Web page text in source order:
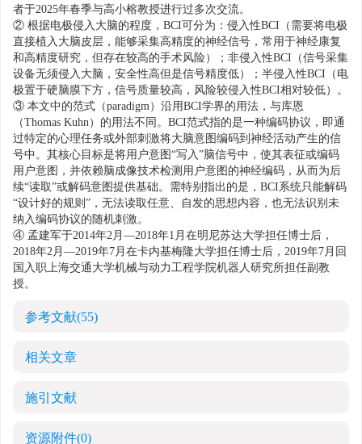
者于2025年春季与高小榕教授进行过多次交流。
② 根据电极侵入大脑的程度，BCI可分为：侵入性BCI（需要将电极
直接植入大脑皮层，能够采集高精度的神经信号，常用于神经康复
和高精度研究，但存在较高的手术风险）；非侵入性BCI（信号采集
设备无须侵入大脑，安全性高但是信号精度低）；半侵入性BCI（电
极置于硬脑膜下方，信号质量较高，风险较侵入性BCI相对较低）。
③ 本文中的范式（paradigm）沿用BCI学界的用法，与库恩
（Thomas Kuhn）的用法不同。BCI范式指的是一种编码协议，即通
过特定的心理任务或外部刺激将大脑意图编码到神经活动产生的信
号中。其核心目标是将用户意图“写入”脑信号中，使其表征或编码
用户意图，并依赖脑成像技术检测用户意图的神经编码，从而为后
续“读取”或解码意图提供基础。需特别指出的是，BCI系统只能解码
“设计好的规则”，无法读取任意、自发的思想内容，也无法识别未
纳入编码协议的随机刺激。
④ 孟建军于2014年2月—2018年1月在明尼苏达大学担任博士后，
2018年2月—2019年7月在卡内基梅隆大学担任博士后，2019年7月回
国入职上海交通大学机械与动力工程学院机器人研究所担任副教
授。
参考文献(55)
相关文章
施引文献
资源附件(0)